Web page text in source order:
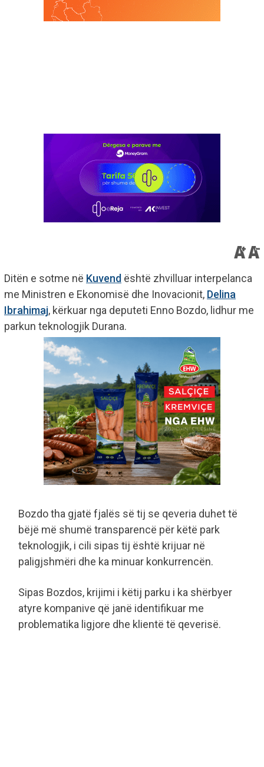
Ditën e sotme në Kuvend është zhvilluar interpelanca
me Ministren e Ekonomisë dhe Inovacionit, Delina
Ibrahimaj, kërkuar nga deputeti Enno Bozdo, lidhur me
parkun teknologjik Durana.
Bozdo tha gjatë fjalës së tij se qeveria duhet të
bëjë më shumë transparencë për këtë park
teknologjik, i cili sipas tij është krijuar në
paligjshmëri dhe ka minuar konkurrencën.
Sipas Bozdos, krijimi i këtij parku i ka shërbyer
atyre kompanive që janë identifikuar me
problematika ligjore dhe klientë të qeverisë.